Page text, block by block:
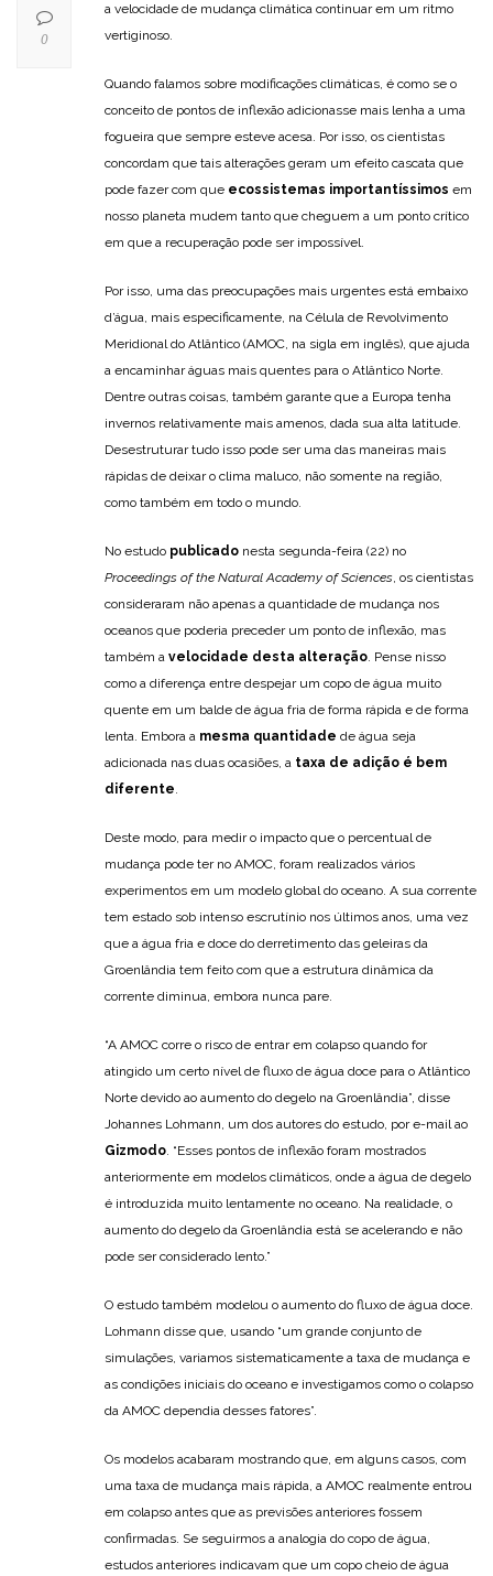
a velocidade de mudança climática continuar em um ritmo
vertiginoso.
Quando falamos sobre modificações climáticas, é como se o
conceito de pontos de inflexão adicionasse mais lenha a uma
fogueira que sempre esteve acesa. Por isso, os cientistas
concordam que tais alterações geram um efeito cascata que
pode fazer com que ecossistemas importantíssimos em
nosso planeta mudem tanto que cheguem a um ponto crítico
em que a recuperação pode ser impossível.
Por isso, uma das preocupações mais urgentes está embaixo
d’água, mais especificamente, na Célula de Revolvimento
Meridional do Atlântico (AMOC, na sigla em inglês), que ajuda
a encaminhar águas mais quentes para o Atlântico Norte.
Dentre outras coisas, também garante que a Europa tenha
invernos relativamente mais amenos, dada sua alta latitude.
Desestruturar tudo isso pode ser uma das maneiras mais
rápidas de deixar o clima maluco, não somente na região,
como também em todo o mundo.
No estudo publicado nesta segunda-feira (22) no
Proceedings of the Natural Academy of Sciences, os cientistas
consideraram não apenas a quantidade de mudança nos
oceanos que poderia preceder um ponto de inflexão, mas
também a velocidade desta alteração. Pense nisso
como a diferença entre despejar um copo de água muito
quente em um balde de água fria de forma rápida e de forma
lenta. Embora a mesma quantidade de água seja
adicionada nas duas ocasiões, a taxa de adição é bem
diferente.
Deste modo, para medir o impacto que o percentual de
mudança pode ter no AMOC, foram realizados vários
experimentos em um modelo global do oceano. A sua corrente
tem estado sob intenso escrutínio nos últimos anos, uma vez
que a água fria e doce do derretimento das geleiras da
Groenlândia tem feito com que a estrutura dinâmica da
corrente diminua, embora nunca pare.
“A AMOC corre o risco de entrar em colapso quando for
atingido um certo nível de fluxo de água doce para o Atlântico
Norte devido ao aumento do degelo na Groenlândia”, disse
Johannes Lohmann, um dos autores do estudo, por e-mail ao
Gizmodo. “Esses pontos de inflexão foram mostrados
anteriormente em modelos climáticos, onde a água de degelo
é introduzida muito lentamente no oceano. Na realidade, o
aumento do degelo da Groenlândia está se acelerando e não
pode ser considerado lento.”
O estudo também modelou o aumento do fluxo de água doce.
Lohmann disse que, usando “um grande conjunto de
simulações, variamos sistematicamente a taxa de mudança e
as condições iniciais do oceano e investigamos como o colapso
da AMOC dependia desses fatores”.
Os modelos acabaram mostrando que, em alguns casos, com
uma taxa de mudança mais rápida, a AMOC realmente entrou
em colapso antes que as previsões anteriores fossem
confirmadas. Se seguirmos a analogia do copo de água,
estudos anteriores indicavam que um copo cheio de água
0